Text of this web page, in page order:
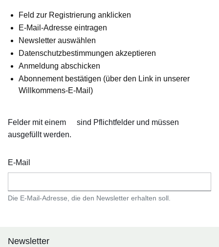
Feld zur Registrierung anklicken
E-Mail-Adresse eintragen
Newsletter auswählen
Datenschutzbestimmungen akzeptieren
Anmeldung abschicken
Abonnement bestätigen (über den Link in unserer
Willkommens-E-Mail)
Felder mit einem
sind Pflichtfelder und müssen
ausgefüllt werden.
E-Mail
Die E-Mail-Adresse, die den Newsletter erhalten soll.
Newsletter